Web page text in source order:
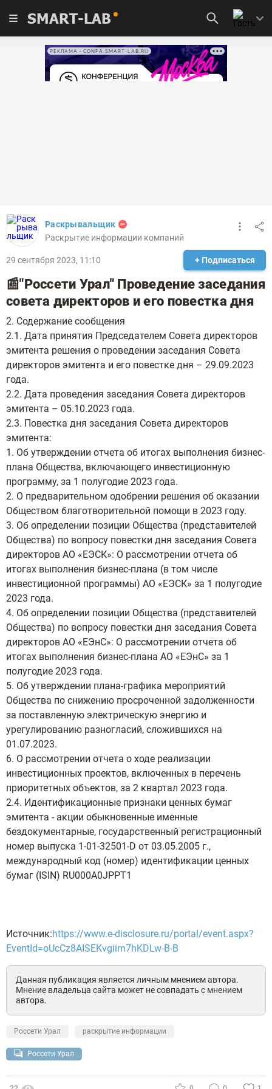
SMART-LAB
РЕКЛАМА • CONFA.SMART-LAB.RU
Раскрывальщик
Раскрытие информации компаний
29 сентября 2023, 11:10 + Подписаться
📰"Россети Урал" Проведение заседания
совета директоров и его повестка дня
2. Содержание сообщения
2.1. Дата принятия Председателем Совета директоров
эмитента решения о проведении заседания Совета
директоров эмитента и его повестке дня – 29.09.2023
года.
2.2. Дата проведения заседания Совета директоров
эмитента – 05.10.2023 года.
2.3. Повестка дня заседания Совета директоров
эмитента:
1. Об утверждении отчета об итогах выполнения бизнес-
плана Общества, включающего инвестиционную
программу, за 1 полугодие 2023 года.
2. О предварительном одобрении решения об оказании
Обществом благотворительной помощи в 2023 году.
3. Об определении позиции Общества (представителей
Общества) по вопросу повестки дня заседания Совета
директоров АО «ЕЭСК»: О рассмотрении отчета об
итогах выполнения бизнес-плана (в том числе
инвестиционной программы) АО «ЕЭСК» за 1 полугодие
2023 года.
4. Об определении позиции Общества (представителей
Общества) по вопросу повестки дня заседания Совета
директоров АО «ЕЭнС»: О рассмотрении отчета об
итогах выполнения бизнес-плана АО «ЕЭнС» за 1
полугодие 2023 года.
5. Об утверждении плана-графика мероприятий
Общества по снижению просроченной задолженности
за поставленную электрическую энергию и
урегулированию разногласий, сложившихся на
01.07.2023.
6. О рассмотрении отчета о ходе реализации
инвестиционных проектов, включенных в перечень
приоритетных объектов, за 2 квартал 2023 года.
2.4. Идентификационные признаки ценных бумаг
эмитента - акции обыкновенные именные
бездокументарные, государственный регистрационный
номер выпуска 1-01-32501-D от 03.05.2005 г.,
международный код (номер) идентификации ценных
бумаг (ISIN) RU000A0JPPT1
Источник:https://www.e-disclosure.ru/portal/event.aspx?
EventId=oUcCz8AISEKvgiim7hKDLw-B-B
Данная публикация является личным мнением автора.
Мнение владельца сайта может не совпадать с мнением
автора.
Россети Урал раскрытие информации
Россети Урал